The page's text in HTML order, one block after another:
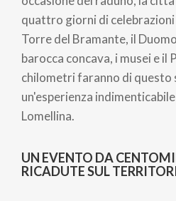
quattro giorni di
Torre del Bramante, il
barocca concava, i musei e il
chilometri faranno di questo
un'esperienza
Lomellina.
UN EVENTO DA
RICADUTE SUL